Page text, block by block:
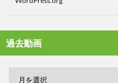
過去動画